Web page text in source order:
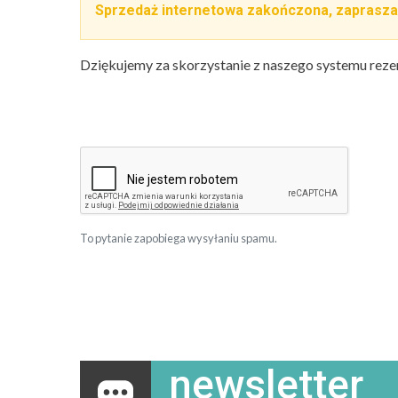
Sprzedaż internetowa zakończona,
Dziękujemy za skorzystanie z naszego systemu
To pytanie zapobiega wysyłaniu spamu.
newsletter